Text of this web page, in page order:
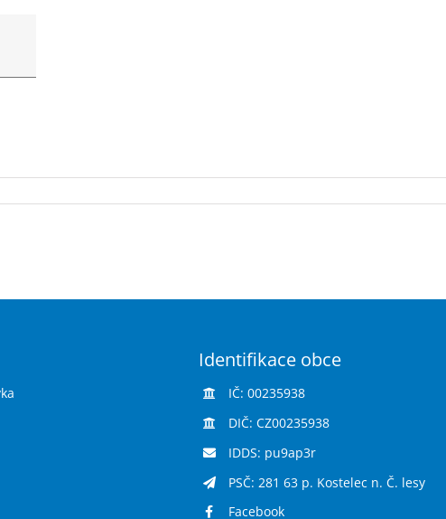
Identifikace obce
IČ: 00235938
DIČ: CZ00235938
IDDS: pu9ap3r
PSČ: 281 63 p. Kostelec n. Č. lesy
Facebook